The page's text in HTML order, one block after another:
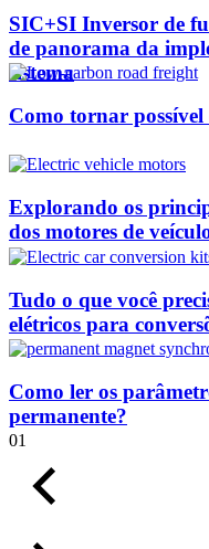
SIC+SI Inversor de
de panorama da
sistema
Como tornar
Explorando os
dos motores de
Tudo o que você
elétricos para
Como ler os
permanente?
01